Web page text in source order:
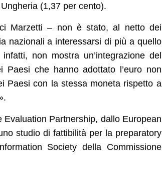
(1,37 per cento).
Marzetti – non è stato, al netto dei
nazionali a interessarsi di più a quello
non mostra un’integrazione del
Paesi che hanno adottato l’euro non
Paesi con la stessa moneta rispetto a
Partnership, dallo European
studio di fattibilità per la preparatory
Society della Commissione